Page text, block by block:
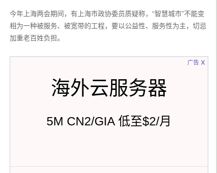
今年上海两会期间，有上海市政协委员质疑称，“智慧城市”不能变
相为一种被服务、被宽带的工程，要以公益性、服务性为主，切忌
加重老百姓负担。
广告
海外云服务器
5M CN2/GIA 低至$2/月
x